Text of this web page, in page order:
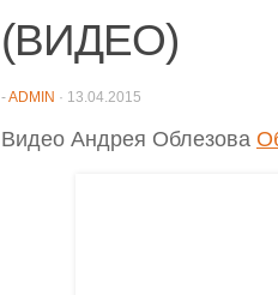
(ВИДЕО)
-ADMIN · 13.04.2015
Видео Андрея Облезова